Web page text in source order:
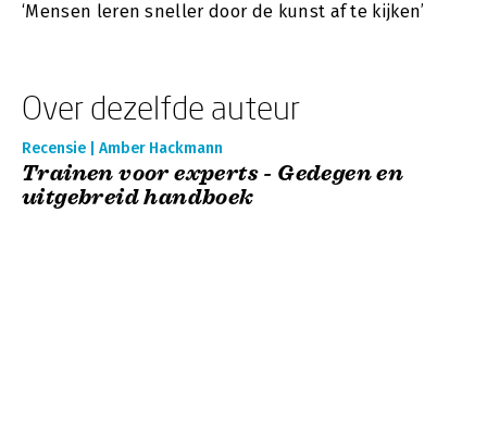
‘Mensen leren sneller door de kunst af te kijken’
Over dezelfde auteur
Recensie | Amber Hackmann
Trainen voor experts - Gedegen en
uitgebreid handboek